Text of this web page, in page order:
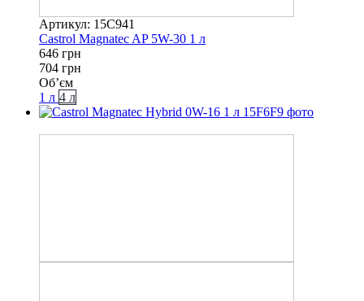
Артикул: 15C941
Castrol Magnatec AP 5W-30 1 л
646 грн
704 грн
Об’єм
1 л 4 л